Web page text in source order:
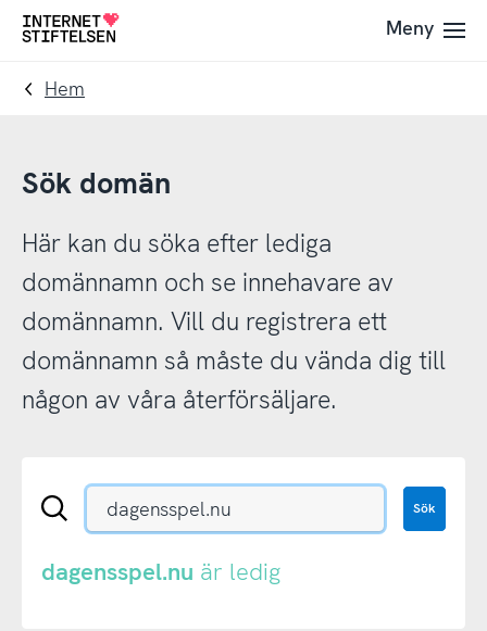
Till
navigering
Till
innehåll
Till
Meny
Hem
Sök domän
Här kan du söka efter lediga
domännamn och se innehavare av
domännamn. Vill du registrera ett
domännamn så måste du vända dig till
någon av våra återförsäljare.
Sök
eller
Sök
dagensspel.nu är ledig